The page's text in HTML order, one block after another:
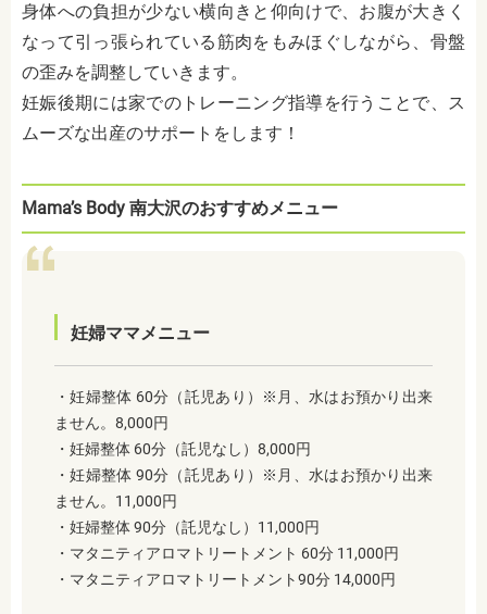
身体への負担が少ない横向きと仰向けで、お腹が大きく
なって引っ張られている筋肉をもみほぐしながら、骨盤
の歪みを調整していきます。
妊娠後期には家でのトレーニング指導を行うことで、ス
ムーズな出産のサポートをします！
Mama’s Body 南大沢のおすすめメニュー
妊婦ママメニュー
・妊婦整体 60分（託児あり）※月、水はお預かり出来
ません。8,000円
・妊婦整体 60分（託児なし）8,000円
・妊婦整体 90分（託児あり）※月、水はお預かり出来
ません。11,000円
・妊婦整体 90分（託児なし）11,000円
・マタニティアロマトリートメント 60分 11,000円
・マタニティアロマトリートメント90分 14,000円